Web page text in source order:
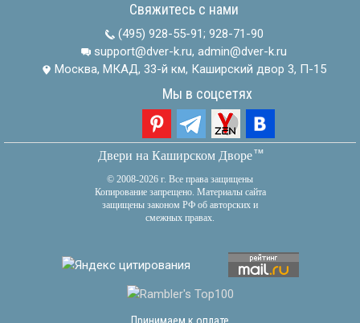
Свяжитесь с нами
(495) 928-55-91; 928-71-90
support@dver-k.ru, admin@dver-k.ru
Москва, МКАД, 33-й км, Каширский двор 3, П-15
Мы в соцсетях
Двери на Каширском Дворетм
© 2008-2026 г. Все права защищены
Копирование запрещено. Материалы сайта
защищены законом РФ об авторских и
смежных правах.